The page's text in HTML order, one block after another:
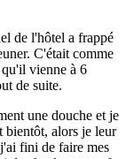
de l'hôtel a frappé
C'était comme
qu'il vienne à 6
de suite.
une douche et je
bientôt, alors je leur
fini de faire mes